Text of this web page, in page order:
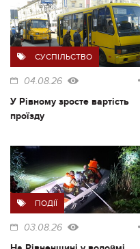
СУСПІЛЬСТВО
04.08.26
У Рівному зросте вартість
проїзду
ПОДІЇ
03.08.26